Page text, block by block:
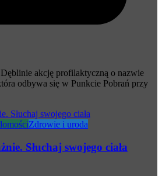
akcję profilaktyczną o nazwie
odbywa się w Punkcie Pobrań przy
Zdrowie i uroda
Słuchaj swojego ciała